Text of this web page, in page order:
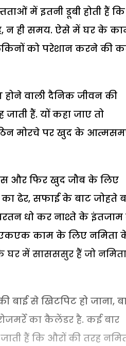
में इतनी डूबी होती हैं
न ही समय. ऐसे में घर के
को परेशान करने की
वाली दैनिक जीवन की
हैं. यों कहा जाए तो
मोरचे पर खुद के
और फिर खुद जौब के लिए
ढेर, सफाई के बाट जोहते
धो कर नाश्ते के
एकएक काम के लिए नमिता
घर में सासससुर हैं जो
से खिटपिट हो जाना,
का कैलेंडर है. कई बार
हैं कि औरों की तरह